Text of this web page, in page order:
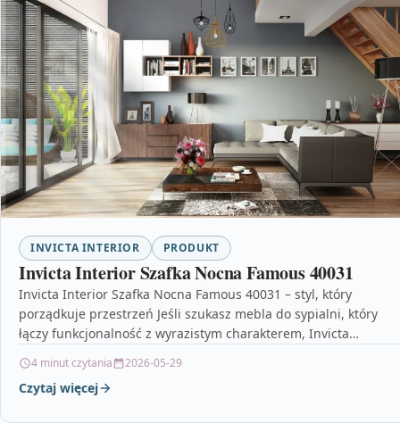
INVICTA INTERIOR PRODUKT
Invicta Interior Szafka Nocna Famous 40031
Invicta Interior Szafka Nocna Famous 40031 – styl, który
porządkuje przestrzeń Jeśli szukasz mebla do sypialni, który
łączy funkcjonalność z wyrazistym charakterem, Invicta
4 minut czytania 2026-05-29
Czytaj więcej